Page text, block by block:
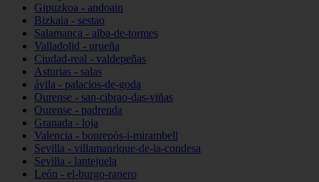
Gipuzkoa - andoain
Bizkaia - sestao
Salamanca - alba-de-tormes
Valladolid - urueña
Ciudad-real - valdepeñas
Asturias - salas
ávila - palacios-de-goda
Ourense - san-cibrao-das-viñas
Ourense - padrenda
Granada - loja
Valencia - bonrepòs-i-mirambell
Sevilla - villamanrique-de-la-condesa
Sevilla - lantejuela
León - el-burgo-ranero